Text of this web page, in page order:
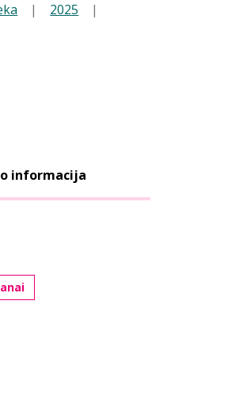
| 2025
|
informacija